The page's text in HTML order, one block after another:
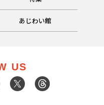
あじわい館
US